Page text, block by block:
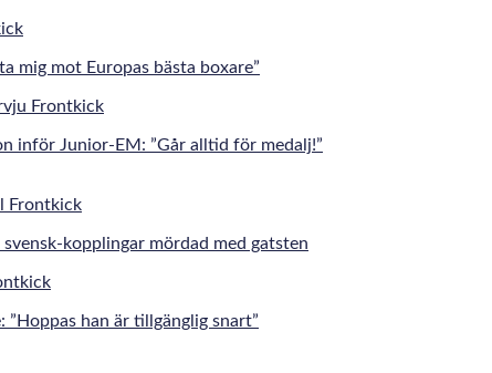
mig mot Europas bästa boxare”
inför Junior-EM: ”Går alltid för medalj!”
kopplingar mördad med gatsten
han är tillgänglig snart”